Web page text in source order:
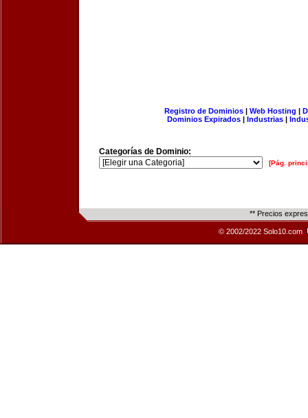
Registro de Dominios| Web Hosting |
Dominios Expirados | Industrias |
Categorías de Dominio:
[Pág.
** Precios
© 2002/2022 Solo10.com